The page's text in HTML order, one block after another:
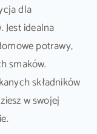
dla
idealna
potrawy,
smaków.
składników
w swojej